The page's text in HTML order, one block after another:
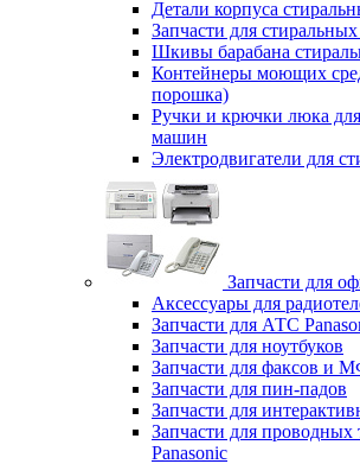
Детали корпуса
Запчасти для
Шкивы барабана
Контейнеры моющих
порошка)
Ручки и крючки люка
машин
Электродвигатели для
Запчасти для
Аксессуары для
Запчасти для АТС
Запчасти для ноутбуков
Запчасти для факсов и
Запчасти для пин-падов
Запчасти для
Запчасти для проводных
Panasonic